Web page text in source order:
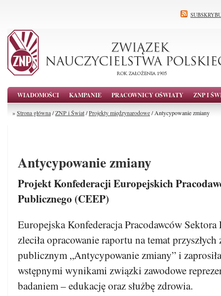
WIADOMOŚCI KAMPANIE PRACOWNICY OŚWIATY ZNP I
»Strona główna/ZNP i Świat/Projekty międzynarodowe/ Antycypowanie zmiany
Antycypowanie zmiany
Projekt Konfederacji Europejskich
Publicznego (CEEP)
Europejska Konfederacja Pracodawców
zleciła opracowanie raportu na temat
publicznym „Antycypowanie zmiany” i
wstępnymi wynikami związki zawodowe
badaniem – edukację oraz służbę zdrowia.